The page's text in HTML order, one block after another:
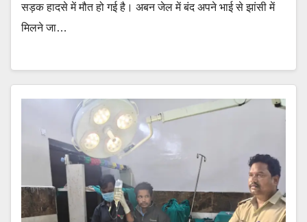
सड़क हादसे में मौत हो गई है। अबन जेल में बंद अपने भाई से झांसी में
मिलने जा…